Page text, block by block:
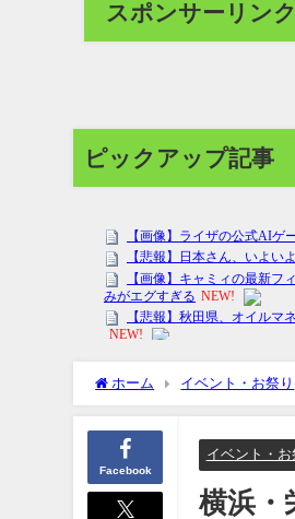
スポンサーリンク
ピックアップ記事
ホーム イベント・お祭り
Facebook
イベント・お
横浜・